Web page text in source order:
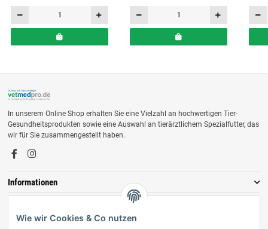
In unserem Online Shop erhalten Sie eine Vielzahl an hochwertigen Tier-
Gesundheitsprodukten sowie eine Auswahl an tierärztlichem Spezialfutter, das
wir für Sie zusammengestellt haben.
Informationen
Wie wir Cookies & Co nutzen